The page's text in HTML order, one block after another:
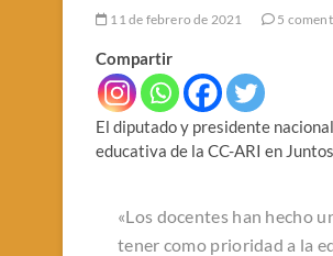
11 de febrero de 2021 5
Compartir
El diputado y presidente
educativa de la CC-ARI en
«Los docentes han hecho
tener como prioridad a la